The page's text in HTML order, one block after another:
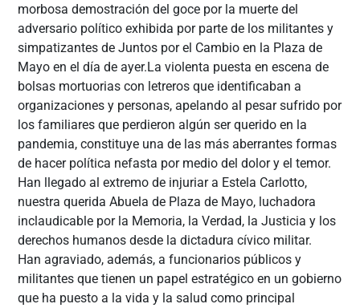
morbosa demostración del goce por la muerte del
adversario político exhibida por parte de los militantes y
simpatizantes de Juntos por el Cambio en la Plaza de
Mayo en el día de ayer.La violenta puesta en escena de
bolsas mortuorias con letreros que identificaban a
organizaciones y personas, apelando al pesar sufrido por
los familiares que perdieron algún ser querido en la
pandemia, constituye una de las más aberrantes formas
de hacer política nefasta por medio del dolor y el temor.
Han llegado al extremo de injuriar a Estela Carlotto,
nuestra querida Abuela de Plaza de Mayo, luchadora
inclaudicable por la Memoria, la Verdad, la Justicia y los
derechos humanos desde la dictadura cívico militar.
Han agraviado, además, a funcionarios públicos y
militantes que tienen un papel estratégico en un gobierno
que ha puesto a la vida y la salud como principal